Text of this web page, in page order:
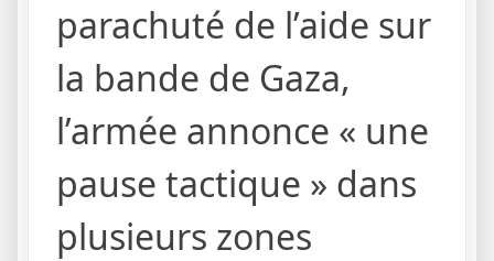
parachuté de l’aide sur
la bande de Gaza,
l’armée annonce « une
pause tactique » dans
plusieurs zones